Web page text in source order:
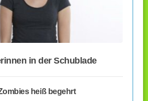
in der Schublade
heiß begehrt